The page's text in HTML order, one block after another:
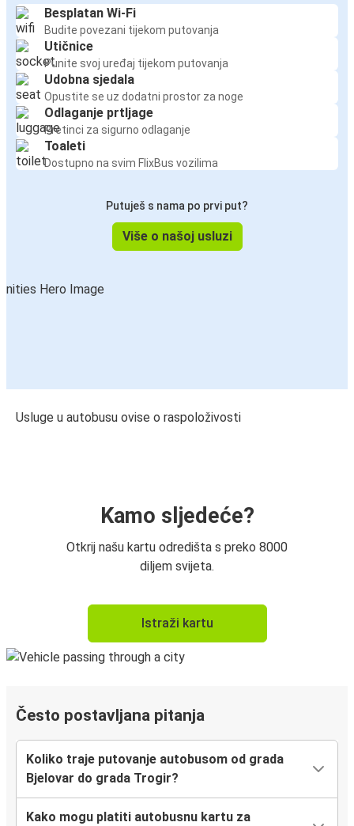
Besplatan Wi-Fi
Budite povezani tijekom putovanja
Utičnice
Punite svoj uređaj tijekom putovanja
Udobna sjedala
Opustite se uz dodatni prostor za noge
Odlaganje prtljage
Pretinci za sigurno odlaganje
Toaleti
Dostupno na svim FlixBus vozilima
Putuješ s nama po prvi put?
Više o našoj usluzi
Usluge u autobusu ovise o raspoloživosti
Kamo sljedeće?
Otkrij našu kartu odredišta s preko 8000
diljem svijeta.
Istraži kartu
Često postavljana pitanja
Koliko traje putovanje autobusom od grada
Bjelovar do grada Trogir?
Kako mogu platiti autobusnu kartu za